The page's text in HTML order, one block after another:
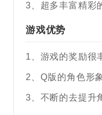
3、超多丰富精彩
游戏优势
1、游戏的奖励很
2、Q版的角色形
3、不断的去提升